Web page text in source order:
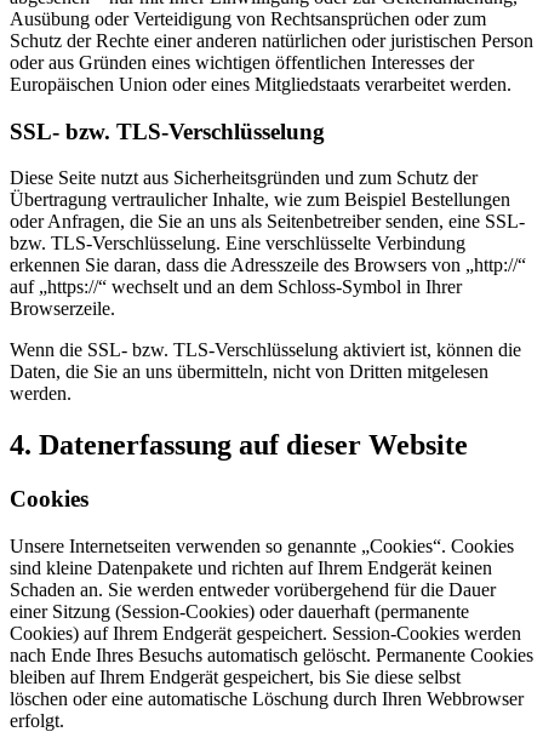
Ausübung oder Verteidigung von Rechtsansprüchen oder zum
Schutz der Rechte einer anderen natürlichen oder juristischen Person
oder aus Gründen eines wichtigen öffentlichen Interesses der
Europäischen Union oder eines Mitgliedstaats verarbeitet werden.
SSL- bzw. TLS-Verschlüsselung
Diese Seite nutzt aus Sicherheitsgründen und zum Schutz der
Übertragung vertraulicher Inhalte, wie zum Beispiel Bestellungen
oder Anfragen, die Sie an uns als Seitenbetreiber senden, eine SSL-
bzw. TLS-Verschlüsselung. Eine verschlüsselte Verbindung
erkennen Sie daran, dass die Adresszeile des Browsers von „http://“
auf „https://“ wechselt und an dem Schloss-Symbol in Ihrer
Browserzeile.
Wenn die SSL- bzw. TLS-Verschlüsselung aktiviert ist, können die
Daten, die Sie an uns übermitteln, nicht von Dritten mitgelesen
werden.
4. Datenerfassung auf dieser Website
Cookies
Unsere Internetseiten verwenden so genannte „Cookies“. Cookies
sind kleine Datenpakete und richten auf Ihrem Endgerät keinen
Schaden an. Sie werden entweder vorübergehend für die Dauer
einer Sitzung (Session-Cookies) oder dauerhaft (permanente
Cookies) auf Ihrem Endgerät gespeichert. Session-Cookies werden
nach Ende Ihres Besuchs automatisch gelöscht. Permanente Cookies
bleiben auf Ihrem Endgerät gespeichert, bis Sie diese selbst
löschen oder eine automatische Löschung durch Ihren Webbrowser
erfolgt.